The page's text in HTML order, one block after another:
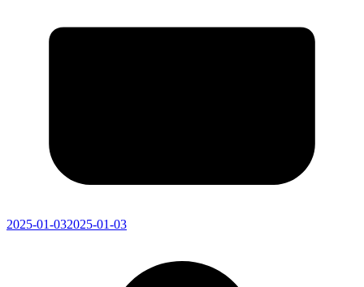
2025-01-032025-01-03